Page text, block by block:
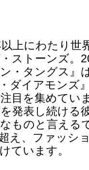
上にわたり世
ストーンズ。
・タングス』
ダイアモンズ
目を集めてい
発表し続ける
ものと言える
え、ファッシ
ています。